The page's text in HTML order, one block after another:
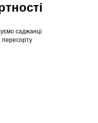
саджанці